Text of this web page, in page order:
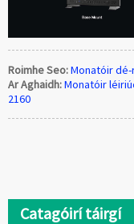
Roimhe Seo:Monatóir dé-
Ar Aghaidh:Monatóir
2160
Catagóirí táirgí